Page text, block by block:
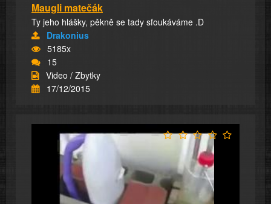
Maugli matečák
Ty jeho hlášky, pěkně se tady sfoukáváme .D
Drakonius
5185x
15
Video / Zbytky
17/12/2015